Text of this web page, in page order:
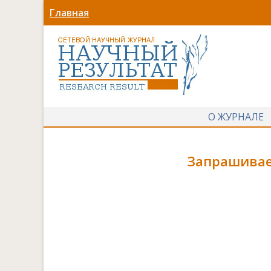
Главная
О ЖУРНАЛЕ